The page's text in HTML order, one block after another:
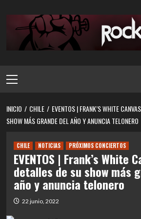
contenido
principal
INICIO CHILE
EVENTOS | FRANK’S WHITE
SHOW MÁS GRANDE DEL AÑO Y ANUNCIA TELONERO
CHILE NOTICIAS PRÓXIMOS CONCIERTOS
EVENTOS | Frank’s White
detalles de su show más
año y anuncia telonero
22 junio, 2022